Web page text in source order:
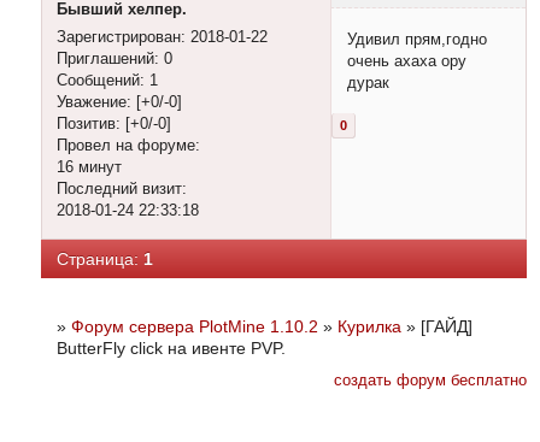
Бывший хелпер.
Зарегистрирован: 2018-01-22
Приглашений: 0
Сообщений: 1
Уважение:
[+0/-0]
Позитив:
[+0/-0]
Провел на форуме:
16 минут
Последний визит:
2018-01-24 22:33:18
Удивил прям,годно
очень ахаха ору
дурак
0
Страница: 1
»Форум сервера PlotMine 1.10.2 » Курилка » [ГАЙД]
ButterFly click на ивенте PVP.
создать форум бесплатно